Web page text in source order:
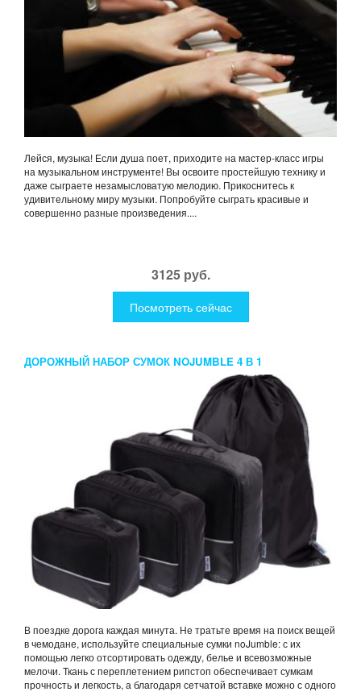
Лейся, музыка! Если душа поет, приходите на мастер-класс игры
на музыкальном инструменте! Вы освоите простейшую технику и
даже сыграете незамысловатую мелодию. Прикоснитесь к
удивительному миру музыки. Попробуйте сыграть красивые и
совершенно разные произведения....
3125 руб.
Посмотреть сейчас
ДОРОЖНЫЙ НАБОР СУМОК NOJUMBLE 4 В 1
В поездке дорога каждая минута. Не тратьте время на поиск вещей
в чемодане, используйте специальные сумки noJumble: с их
помощью легко отсортировать одежду, белье и всевозможные
мелочи. Ткань с переплетением рипстоп обеспечивает сумкам
прочность и легкость, а благодаря сетчатой вставке можно с одного